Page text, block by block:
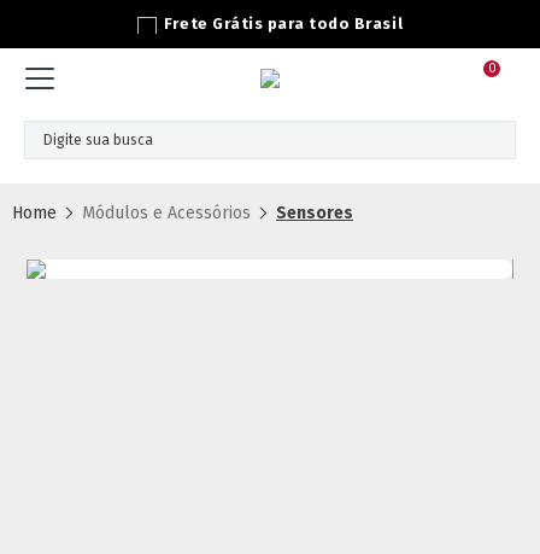
Parcelamento 3x SEM Juros
0
Módulos e Acessórios Sensores